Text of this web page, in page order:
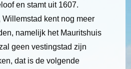
en stamt uit 1607.
kent nog meer
namelijk het Mauritshuis
geen vestingstad zijn
dat is de volgende